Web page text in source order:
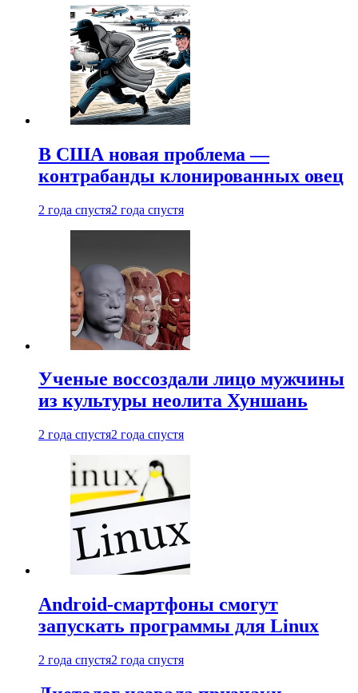
В США новая проблема —
контрабанды клонированных овец
2 года спустя2 года спустя
Ученые воссоздали лицо мужчины
из культуры неолита Хуншань
2 года спустя2 года спустя
Android-смартфоны смогут
запускать программы для Linux
2 года спустя2 года спустя